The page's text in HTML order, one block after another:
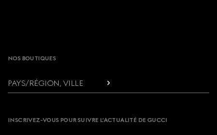
NOS BOUTIQUES
PAYS/RÉGION, VILLE
INSCRIVEZ-VOUS POUR SUIVRE L’ACTUALITÉ DE GUCCI